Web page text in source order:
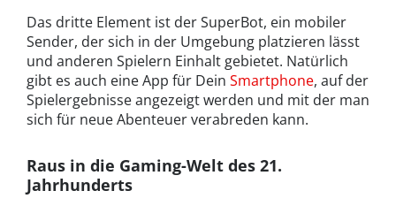
Das dritte Element ist der SuperBot, ein mobiler
Sender, der sich in der Umgebung platzieren lässt
und anderen Spielern Einhalt gebietet. Natürlich
gibt es auch eine App für Dein Smartphone, auf der
Spielergebnisse angezeigt werden und mit der man
sich für neue Abenteuer verabreden kann.
Raus in die Gaming-Welt des 21.
Jahrhunderts